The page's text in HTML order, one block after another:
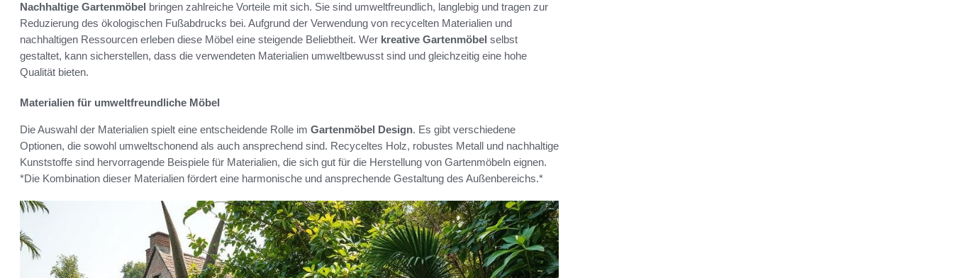
Nachhaltige Gartenmöbel bringen zahlreiche Vorteile mit sich. Sie sind umweltfreundlich, langlebig und tragen zur
Reduzierung des ökologischen Fußabdrucks bei. Aufgrund der Verwendung von recycelten Materialien und
nachhaltigen Ressourcen erleben diese Möbel eine steigende Beliebtheit. Wer kreative Gartenmöbel selbst
gestaltet, kann sicherstellen, dass die verwendeten Materialien umweltbewusst sind und gleichzeitig eine hohe
Qualität bieten.
Materialien für umweltfreundliche Möbel
Die Auswahl der Materialien spielt eine entscheidende Rolle im Gartenmöbel Design. Es gibt verschiedene
Optionen, die sowohl umweltschonend als auch ansprechend sind. Recyceltes Holz, robustes Metall und nachhaltige
Kunststoffe sind hervorragende Beispiele für Materialien, die sich gut für die Herstellung von Gartenmöbeln eignen.
*Die Kombination dieser Materialien fördert eine harmonische und ansprechende Gestaltung des Außenbereichs.*